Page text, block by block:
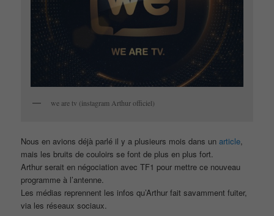
we are tv (instagram Arthur officiel)
Nous en avions déjà parlé il y a plusieurs mois dans unarticle,
mais les bruits de couloirs se font de plus en plus fort.
Arthur serait en négociation avec TF1 pour mettre ce nouveau
programme à l’antenne.
Les médias reprennent les infos qu’Arthur fait savamment fuiter,
via les réseaux sociaux.